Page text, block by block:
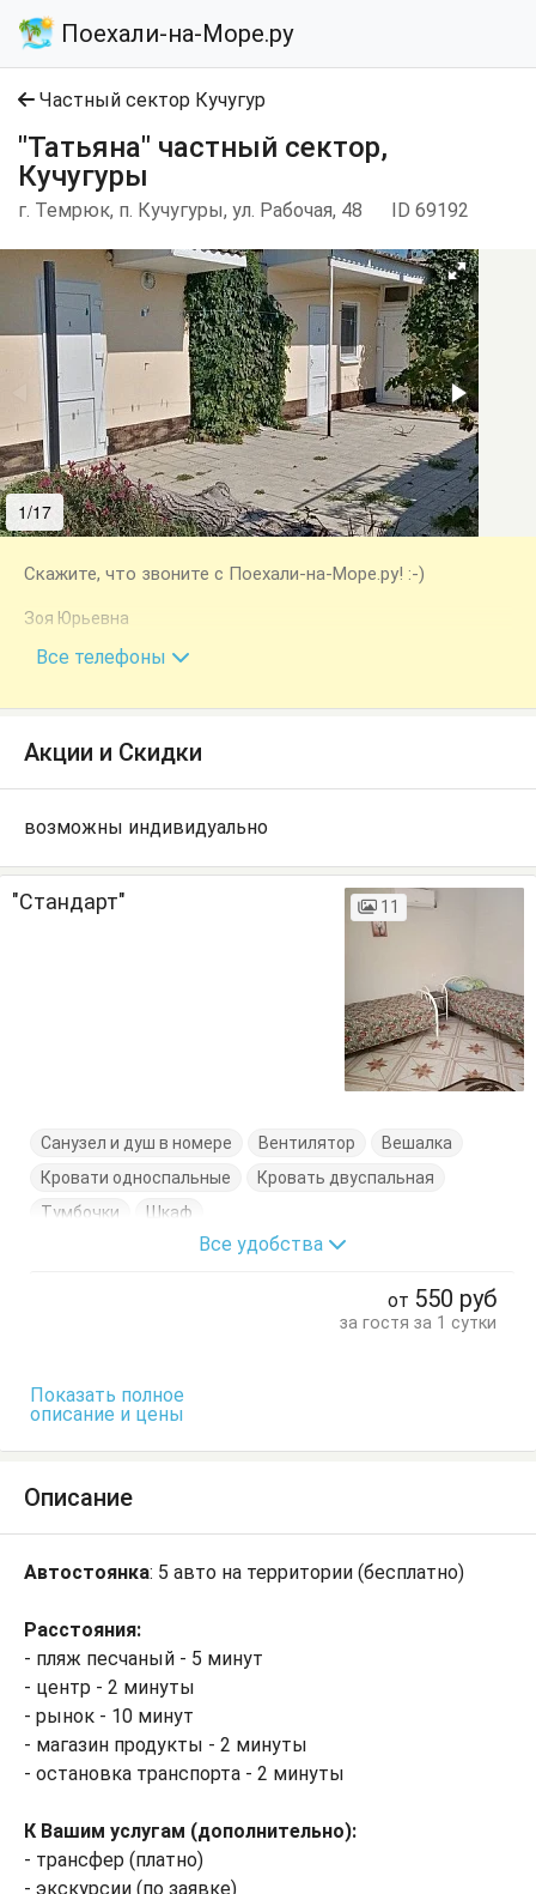
Поехали-на-Море.ру
Частный сектор Кучугур
"Татьяна" частный сектор,
Кучугуры
г. Темрюк, п. Кучугуры, ул. Рабочая, 48 ID 69192
1/17
Скажите, что звоните с Поехали-на-Море.ру! :-)
Зоя Юрьевна
+7 (918) 669-15-95
Все телефоны
Акции и Скидки
возможны индивидуально
"Стандарт" 11
Санузел и душ в номере Вентилятор
Вешалка
Кровати односпальные
Кровать двуспальная
Тумбочки
Шкаф
Все удобства
от 550 руб
за гостя за 1 сутки
Показать полное
описание и цены
Описание
Автостоянка: 5 авто на территории (бесплатно)
Расстояния:
- пляж песчаный - 5 минут
- центр - 2 минуты
- рынок - 10 минут
- магазин продукты - 2 минуты
- остановка транспорта - 2 минуты
К Вашим услугам (дополнительно):
- трансфер (платно)
- экскурсии (по заявке)